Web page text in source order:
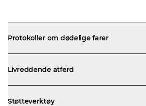
Protokoller om dødelige farer
Livreddende atferd
Støtteverktøy